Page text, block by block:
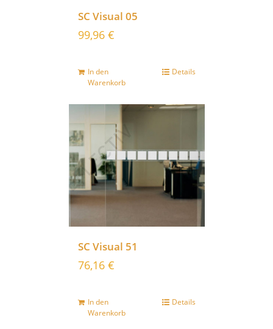
SC Visual 05
99,96 €
In den
Warenkorb
Details
SC Visual 51
76,16 €
In den
Warenkorb
Details